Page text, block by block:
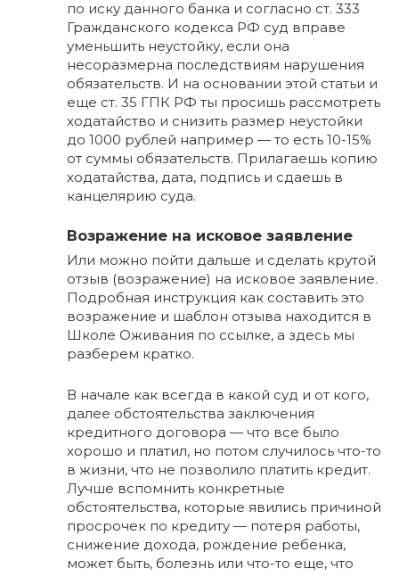
по иску данного банка и согласно ст. 333
Гражданского кодекса РФ суд вправе
уменьшить неустойку, если она
несоразмерна последствиям нарушения
обязательств. И на основании этой статьи и
еще ст. 35 ГПК РФ ты просишь рассмотреть
ходатайство и снизить размер неустойки
до 1000 рублей например — то есть 10-15%
от суммы обязательств. Прилагаешь копию
ходатайства, дата, подпись и сдаешь в
канцелярию суда.
Возражение на исковое заявление
Или можно пойти дальше и сделать крутой
отзыв (возражение) на исковое заявление.
Подробная инструкция как составить это
возражение и шаблон отзыва находится в
Школе Оживания по ссылке, а здесь мы
разберем кратко.
В начале как всегда в какой суд и от кого,
далее обстоятельства заключения
кредитного договора — что все было
хорошо и платил, но потом случилось что-то
в жизни, что не позволило платить кредит.
Лучше вспомнить конкретные
обстоятельства, которые явились причиной
просрочек по кредиту — потеря работы,
снижение дохода, рождение ребенка,
может быть, болезнь или что-то еще, что